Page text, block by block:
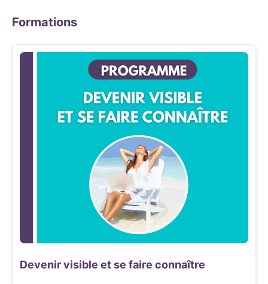
Formations
Devenir visible et se faire connaître